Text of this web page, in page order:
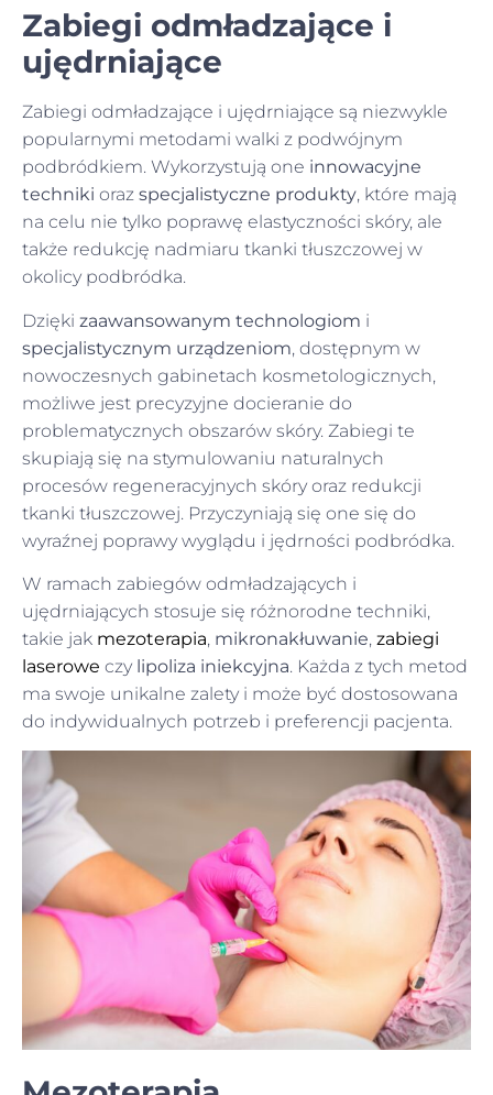
Zabiegi odmładzające i
ujędrniające
Zabiegi odmładzające i ujędrniające są niezwykle
popularnymi metodami walki z podwójnym
podbródkiem. Wykorzystują one innowacyjne
techniki oraz specjalistyczne produkty, które mają
na celu nie tylko poprawę elastyczności skóry, ale
także redukcję nadmiaru tkanki tłuszczowej w
okolicy podbródka.
Dzięki zaawansowanym technologiom i
specjalistycznym urządzeniom, dostępnym w
nowoczesnych gabinetach kosmetologicznych,
możliwe jest precyzyjne docieranie do
problematycznych obszarów skóry. Zabiegi te
skupiają się na stymulowaniu naturalnych
procesów regeneracyjnych skóry oraz redukcji
tkanki tłuszczowej. Przyczyniają się one się do
wyraźnej poprawy wyglądu i jędrności podbródka.
W ramach zabiegów odmładzających i
ujędrniających stosuje się różnorodne techniki,
takie jak mezoterapia, mikronakłuwanie, zabiegi
laserowe czy lipoliza iniekcyjna. Każda z tych metod
ma swoje unikalne zalety i może być dostosowana
do indywidualnych potrzeb i preferencji pacjenta.